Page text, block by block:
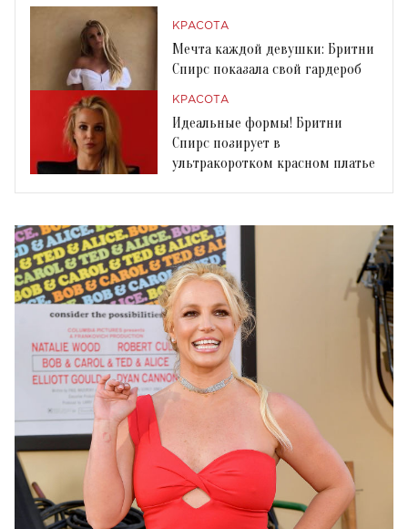
КРАСОТА
Мечта каждой девушки: Бритни
Спирс показала свой гардероб
КРАСОТА
Идеальные формы! Бритни
Спирс позирует в
ультракоротком красном платье